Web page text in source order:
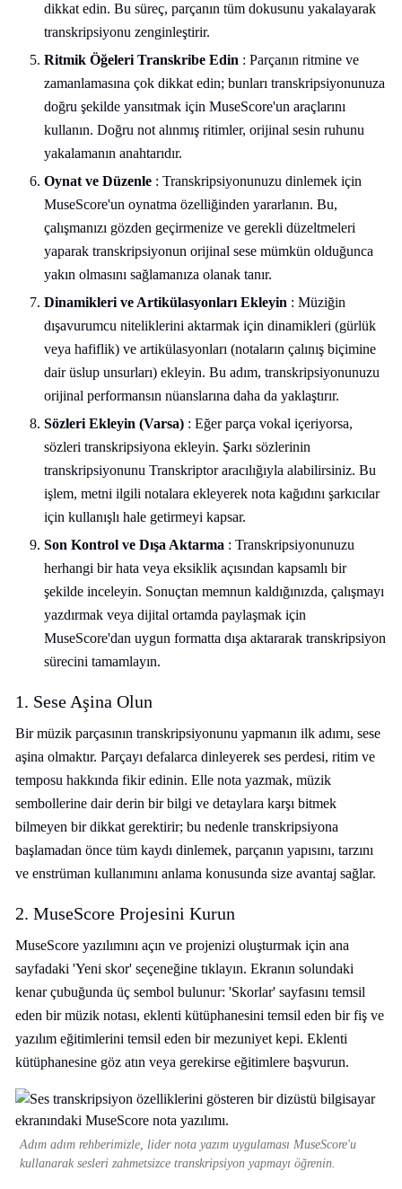
dikkat edin. Bu süreç, parçanın tüm dokusunu yakalayarak
transkripsiyonu zenginleştirir.
Ritmik Öğeleri Transkribe Edin : Parçanın ritmine ve
zamanlamasına çok dikkat edin; bunları transkripsiyonunuza
doğru şekilde yansıtmak için MuseScore'un araçlarını
kullanın. Doğru not alınmış ritimler, orijinal sesin ruhunu
yakalamanın anahtarıdır.
Oynat ve Düzenle : Transkripsiyonunuzu dinlemek için
MuseScore'un oynatma özelliğinden yararlanın. Bu,
çalışmanızı gözden geçirmenize ve gerekli düzeltmeleri
yaparak transkripsiyonun orijinal sese mümkün olduğunca
yakın olmasını sağlamanıza olanak tanır.
Dinamikleri ve Artikülasyonları Ekleyin : Müziğin
dışavurumcu niteliklerini aktarmak için dinamikleri (gürlük
veya hafiflik) ve artikülasyonları (notaların çalınış biçimine
dair üslup unsurları) ekleyin. Bu adım, transkripsiyonunuzu
orijinal performansın nüanslarına daha da yaklaştırır.
Sözleri Ekleyin (Varsa) : Eğer parça vokal içeriyorsa,
sözleri transkripsiyona ekleyin. Şarkı sözlerinin
transkripsiyonunu Transkriptor aracılığıyla alabilirsiniz. Bu
işlem, metni ilgili notalara ekleyerek nota kağıdını şarkıcılar
için kullanışlı hale getirmeyi kapsar.
Son Kontrol ve Dışa Aktarma : Transkripsiyonunuzu
herhangi bir hata veya eksiklik açısından kapsamlı bir
şekilde inceleyin. Sonuçtan memnun kaldığınızda, çalışmayı
yazdırmak veya dijital ortamda paylaşmak için
MuseScore'dan uygun formatta dışa aktararak transkripsiyon
sürecini tamamlayın.
1. Sese Aşina Olun
Bir müzik parçasının transkripsiyonunu yapmanın ilk adımı, sese
aşina olmaktır. Parçayı defalarca dinleyerek ses perdesi, ritim ve
temposu hakkında fikir edinin. Elle nota yazmak, müzik
sembollerine dair derin bir bilgi ve detaylara karşı bitmek
bilmeyen bir dikkat gerektirir; bu nedenle transkripsiyona
başlamadan önce tüm kaydı dinlemek, parçanın yapısını, tarzını
ve enstrüman kullanımını anlama konusunda size avantaj sağlar.
2. MuseScore Projesini Kurun
MuseScore yazılımını açın ve projenizi oluşturmak için ana
sayfadaki 'Yeni skor' seçeneğine tıklayın. Ekranın solundaki
kenar çubuğunda üç sembol bulunur: 'Skorlar' sayfasını temsil
eden bir müzik notası, eklenti kütüphanesini temsil eden bir fiş ve
yazılım eğitimlerini temsil eden bir mezuniyet kepi. Eklenti
kütüphanesine göz atın veya gerekirse eğitimlere başvurun.
Adım adım rehberimizle, lider nota yazım uygulaması MuseScore'u
kullanarak sesleri zahmetsizce transkripsiyon yapmayı öğrenin.